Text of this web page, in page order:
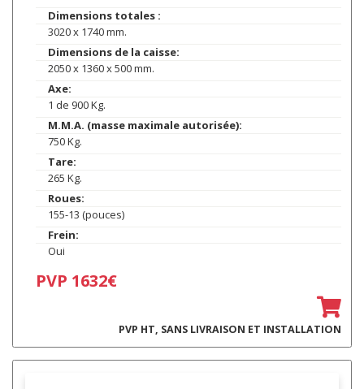
Dimensions totales :
3020 x 1740 mm.
Dimensions de la caisse:
2050 x 1360 x 500 mm.
Axe:
1 de 900 Kg.
M.M.A. (masse maximale autorisée):
750 Kg.
Tare:
265 Kg.
Roues:
155-13 (pouces)
Frein:
Oui
PVP 1632€
PVP HT, SANS LIVRAISON ET INSTALLATION